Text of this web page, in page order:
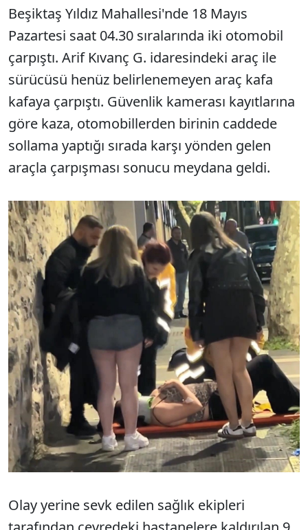
Beşiktaş Yıldız Mahallesi'nde 18 Mayıs
Pazartesi saat 04.30 sıralarında iki otomobil
çarpıştı. Arif Kıvanç G. idaresindeki araç ile
sürücüsü henüz belirlenemeyen araç kafa
kafaya çarpıştı. Güvenlik kamerası kayıtlarına
göre kaza, otomobillerden birinin caddede
sollama yaptığı sırada karşı yönden gelen
araçla çarpışması sonucu meydana geldi.
Olay yerine sevk edilen sağlık ekipleri